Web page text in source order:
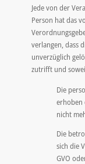
Jede von der
Person hat das
verlangen, dass
unverzüglich
zutrifft und
Die
erhoben
nicht
Die
sich die
GVO